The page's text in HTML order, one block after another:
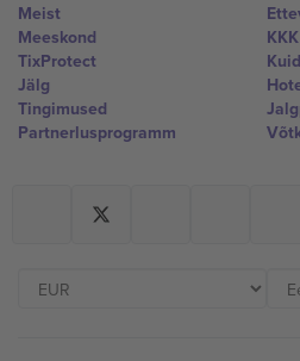
Meist
Meeskond
TixProtect
Jälg
Tingimused
Partnerlusprogramm
KKK